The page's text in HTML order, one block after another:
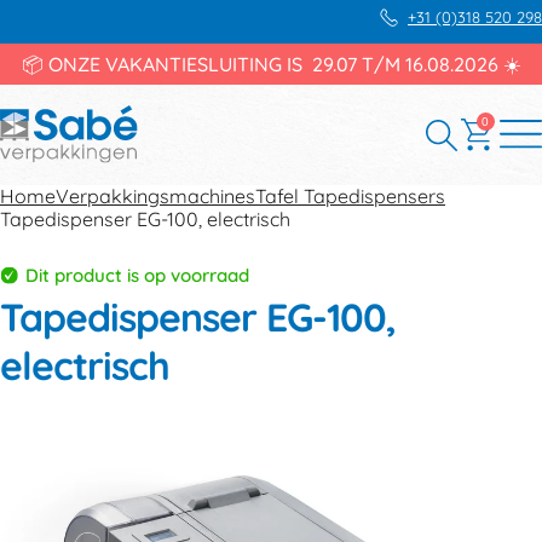
+31 (0)318 520 298
📦 ONZE VAKANTIESLUITING IS 29.07 T/M 16.08.2026 ☀️
0
HomeVerpakkingsmachinesTafel Tapedispensers
Tapedispenser EG-100, electrisch
Dit product is op voorraad
Tapedispenser EG-100,
electrisch